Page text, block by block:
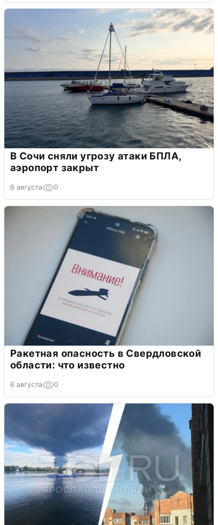
В Сочи сняли угрозу атаки БПЛА,
аэропорт закрыт
6 августа 0
Ракетная опасность в Свердловской
области: что известно
6 августа 0